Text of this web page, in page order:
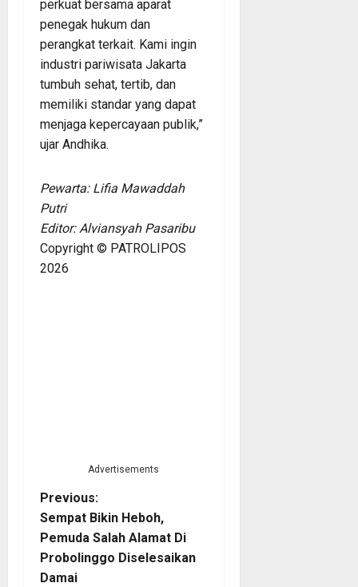
perkuat bersama aparat
penegak hukum dan
perangkat terkait. Kami ingin
industri pariwisata Jakarta
tumbuh sehat, tertib, dan
memiliki standar yang dapat
menjaga kepercayaan publik,”
ujar Andhika.
Pewarta: Lifia Mawaddah
Putri
Editor: Alviansyah Pasaribu
Copyright © PATROLIPOS
2026
Advertisements
P
o
s
Previous:
Sempat Bikin Heboh,
Pemuda Salah Alamat Di
Probolinggo Diselesaikan
Damai